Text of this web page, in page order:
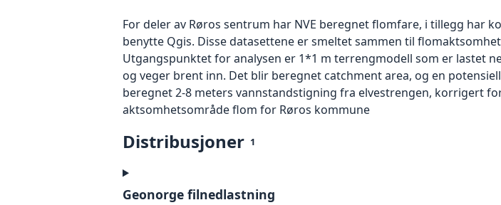
For deler av Røros sentrum har NVE beregnet flomfare, i tillegg har
benytte Qgis. Disse datasettene er smeltet sammen til
Utgangspunktet for analysen er 1*1 m terrengmodell som er lastet
og veger brent inn. Det blir beregnet catchment area, og en
beregnet 2-8 meters vannstandstigning fra elvestrengen, korrigert
aktsomhetsområde flom for Røros kommune
Distribusjoner 1
Geonorge filnedlastning